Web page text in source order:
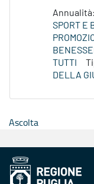
Annualità:
SPORT E
TUTTI
DELLA
Ascolta